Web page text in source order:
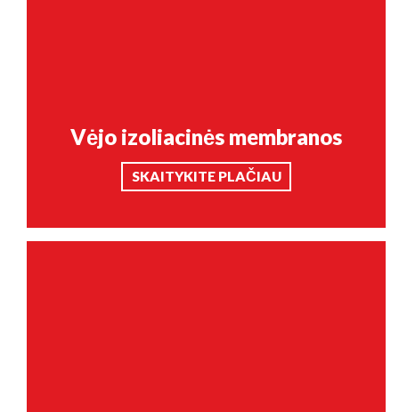
Vėjo izoliacinės membranos
SKAITYKITE PLAČIAU